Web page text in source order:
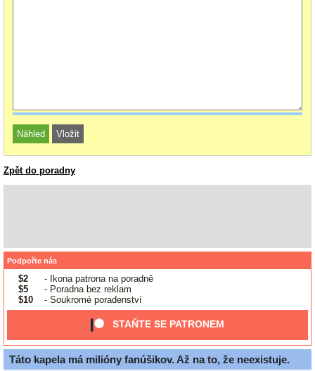
Zpět do poradny
Podpořte nás
$2
- Ikona patrona na poradně
$5
- Poradna bez reklam
$10
- Soukromé poradenství
STAŇTE SE PATRONEM
Táto kapela má milióny fanúšikov. Až na to, že neexistuje.